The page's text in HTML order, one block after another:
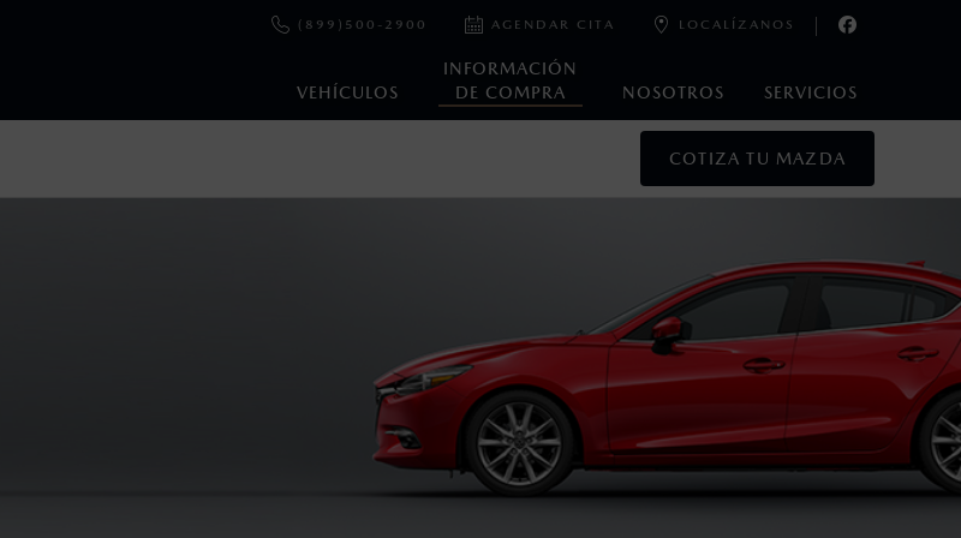
VEHÍCULOS
INFORMACIÓN
DE COMPRA
NOSOTROS SERVICIOS
(899)500-2900 AGENDAR CITA LOCALÍZANOS
COTIZA TU MAZDA
al menudeo, sugeridos por el fabricante, en moneda de los Estados Unidos Mexicanos, incluyen: I.V.A., e